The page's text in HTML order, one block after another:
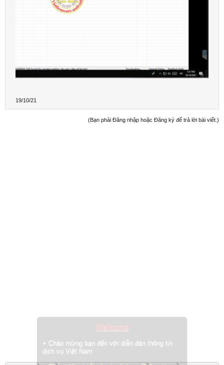
Welcome
+ Chào mừng bạn đến với diễn đàn thông tin
dịch vụ Việt Nam
19/10/21
(Bạn phải Đăng nhập hoặc Đăng ký để trả lời bài viết.)